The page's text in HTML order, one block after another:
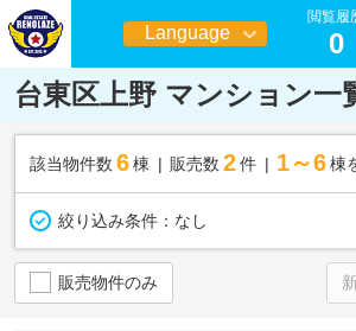
Language
日本語
閲覧履
0
台東区上野 マンション一
該当物件数 6棟 販売数 2 件 1～6 棟
絞り込み条件： なし
販売物件のみ